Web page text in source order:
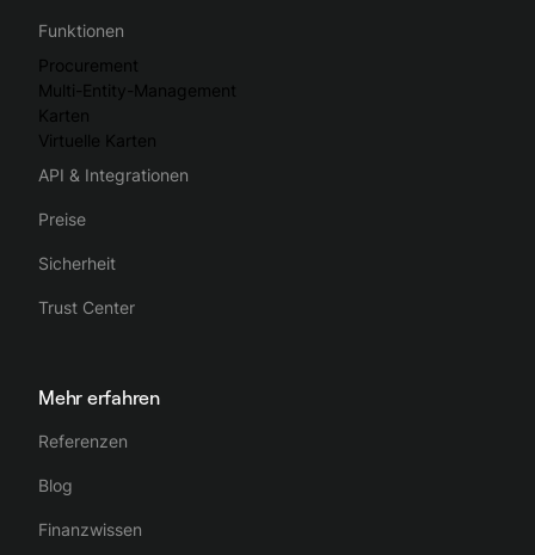
Funktionen
Procurement
Multi-Entity-Management
Karten
Virtuelle Karten
API & Integrationen
Preise
Sicherheit
Trust Center
Mehr erfahren
Referenzen
Blog
Finanzwissen